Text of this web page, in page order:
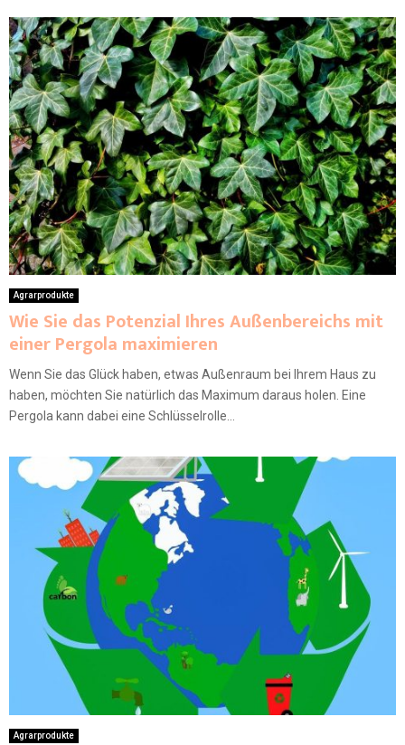
Agrarprodukte
Wie Sie das Potenzial Ihres Außenbereichs mit
einer Pergola maximieren
Wenn Sie das Glück haben, etwas Außenraum bei Ihrem Haus zu
haben, möchten Sie natürlich das Maximum daraus holen. Eine
Pergola kann dabei eine Schlüsselrolle...
Agrarprodukte